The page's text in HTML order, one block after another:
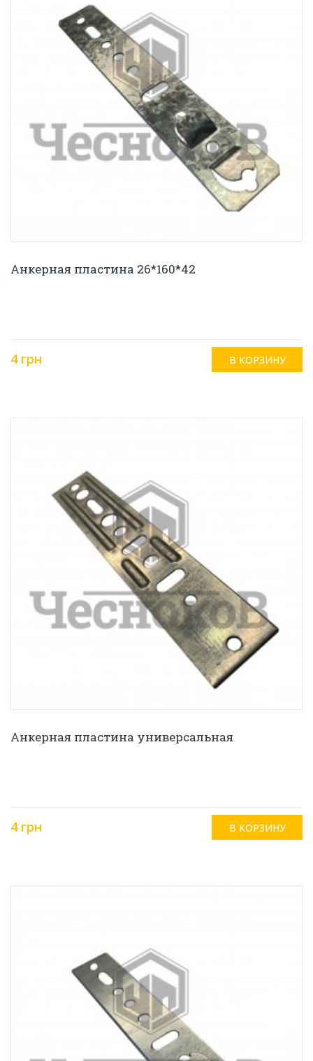
Анкерная пластина 26*160*42
4 грн
Анкерная пластина универсальная
4 грн